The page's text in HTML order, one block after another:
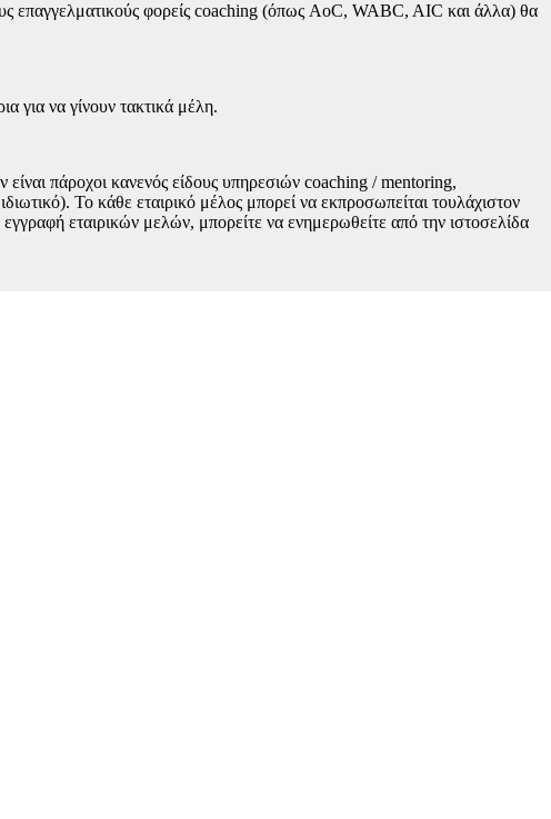
επαγγελματικούς φορείς coaching (όπως AoC, WABC, AIC και άλλα) θα
για να γίνουν τακτικά μέλη.
πάροχοι κανενός είδους υπηρεσιών coaching / mentoring,
Το κάθε εταιρικό μέλος μπορεί να εκπροσωπείται τουλάχιστον
εταιρικών μελών, μπορείτε να ενημερωθείτε από την ιστοσελίδα